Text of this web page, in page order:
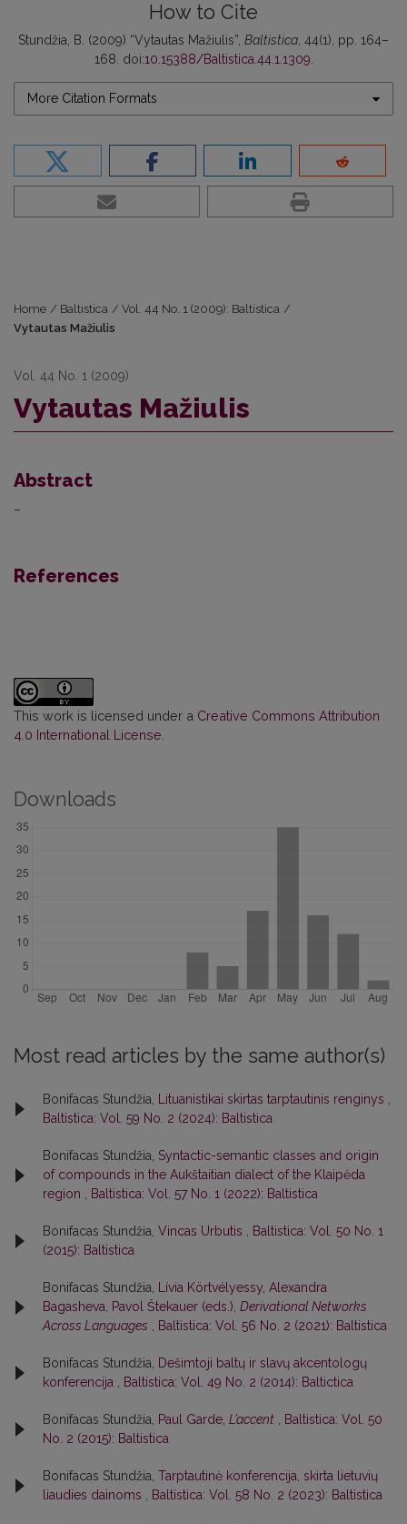
How to Cite
Stundžia, B. (2009) “Vytautas Mažiulis”, Baltistica, 44(1), pp. 164–
168. doi:10.15388/Baltistica.44.1.1309.
More Citation Formats
Home / Baltistica / Vol. 44 No. 1 (2009): Baltistica /
Vytautas Mažiulis
Vol. 44 No. 1 (2009)
Vytautas Mažiulis
Abstract
–
References
This work is licensed under a Creative Commons Attribution
4.0 International License.
Downloads
Most read articles by the same author(s)
Bonifacas Stundžia, Lituanistikai skirtas tarptautinis renginys ,
Baltistica: Vol. 59 No. 2 (2024): Baltistica
Bonifacas Stundžia, Syntactic-semantic classes and origin
of compounds in the Aukštaitian dialect of the Klaipėda
region , Baltistica: Vol. 57 No. 1 (2022): Baltistica
Bonifacas Stundžia, Vincas Urbutis , Baltistica: Vol. 50 No. 1
(2015): Baltistica
Bonifacas Stundžia, Lívia Körtvélyessy, Alexandra
Bagasheva, Pavol Štekauer (eds.), Derivational Networks
Across Languages , Baltistica: Vol. 56 No. 2 (2021): Baltistica
Bonifacas Stundžia, Dešimtoji baltų ir slavų akcentologų
konferencija , Baltistica: Vol. 49 No. 2 (2014): Baltictica
Bonifacas Stundžia, Paul Garde, L’accent , Baltistica: Vol. 50
No. 2 (2015): Baltistica
Bonifacas Stundžia, Tarptautinė konferencija, skirta lietuvių
liaudies dainoms , Baltistica: Vol. 58 No. 2 (2023): Baltistica